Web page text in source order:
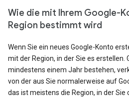
Wie die mit Ihrem Google-
Region bestimmt wird
Wenn Sie ein neues Google-Konto
mit der Region, in der Sie es erstellen.
mindestens einem Jahr bestehen,
von der aus Sie normalerweise auf
das ist meistens die Region, in der Sie